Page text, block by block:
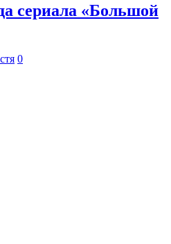
сериала «Большой
0